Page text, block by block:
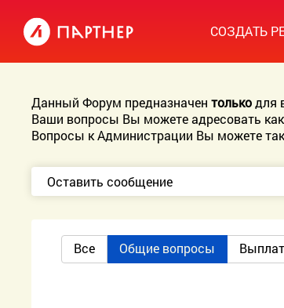
СОЗДАТЬ
Данный Форум предназначентолькодля
Ваши вопросы Вы можете адресовать
Вопросы к Администрации Вы можете
Оставить сообщение
Все Общие вопросы